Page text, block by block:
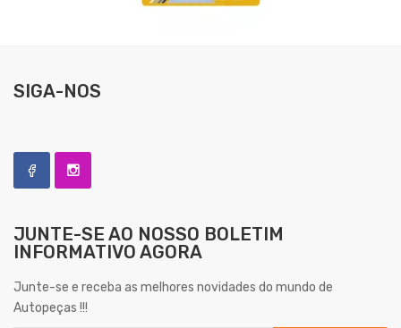
SIGA-NOS
JUNTE-SE AO NOSSO BOLETIM
INFORMATIVO AGORA
Junte-se e receba as melhores novidades do mundo de
Autopeças !!!